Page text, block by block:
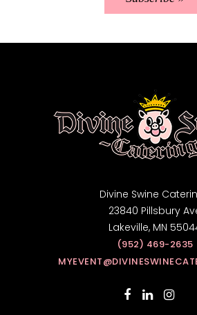
Divine Swine
23840 Pillsbury
Lakeville, MN
(952) 469-2635